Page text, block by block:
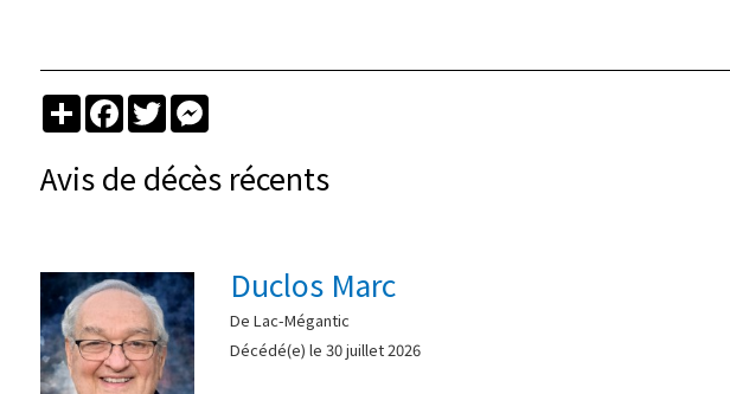
PartagerFacebook
TwitterMessenger
Avis de décès récents
Duclos Marc
De Lac-Mégantic
Décédé(e) le 30 juillet 2026